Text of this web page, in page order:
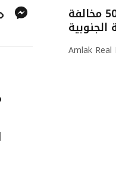
بلدية الخبر ترصد أكثر من 50 مخالفة
Amlak